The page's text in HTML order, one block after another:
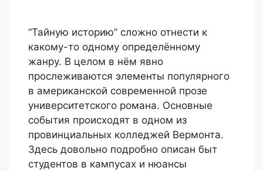
“Тайную историю” сложно отнести к
какому-то одному определённому
жанру. В целом в нём явно
прослеживаются элементы популярного
в американской современной прозе
университетского романа. Основные
события происходят в одном из
провинциальных колледжей Вермонта.
Здесь довольно подробно описан быт
студентов в кампусах и нюансы